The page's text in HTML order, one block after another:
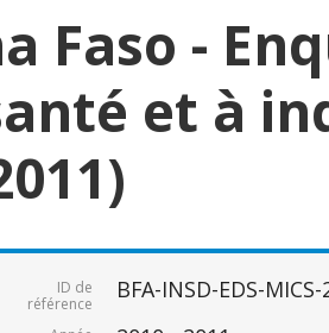
Faso -
et à
ID de
référence
BFA-INSD-EDS-